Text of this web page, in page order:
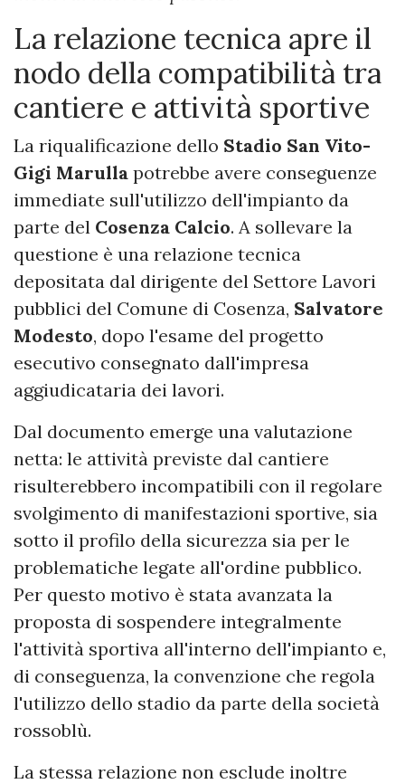
La relazione tecnica apre il
nodo della compatibilità tra
cantiere e attività sportive
La riqualificazione dello Stadio San Vito-
Gigi Marulla potrebbe avere conseguenze
immediate sull'utilizzo dell'impianto da
parte del Cosenza Calcio. A sollevare la
questione è una relazione tecnica
depositata dal dirigente del Settore Lavori
pubblici del Comune di Cosenza, Salvatore
Modesto, dopo l'esame del progetto
esecutivo consegnato dall'impresa
aggiudicataria dei lavori.
Dal documento emerge una valutazione
netta: le attività previste dal cantiere
risulterebbero incompatibili con il regolare
svolgimento di manifestazioni sportive, sia
sotto il profilo della sicurezza sia per le
problematiche legate all'ordine pubblico.
Per questo motivo è stata avanzata la
proposta di sospendere integralmente
l'attività sportiva all'interno dell'impianto e,
di conseguenza, la convenzione che regola
l'utilizzo dello stadio da parte della società
rossoblù.
La stessa relazione non esclude inoltre